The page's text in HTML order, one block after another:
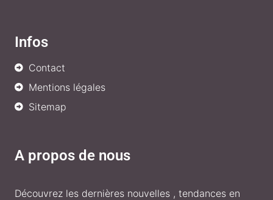
Infos
Contact
Mentions légales
Sitemap
A propos de nous
Découvrez les dernières nouvelles , tendances en